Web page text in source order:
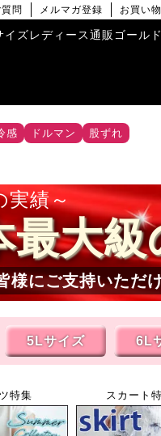
問 メルマガ登録 お買い
イズレディース通販ゴール
感 ドルマン
股ずれ
実績
最大級
様にご支持いただ
5Lサイズ 6L
特集 スカート